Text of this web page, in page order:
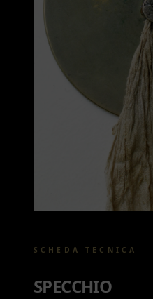
SCHEDA TECNICA
SPECCHIO